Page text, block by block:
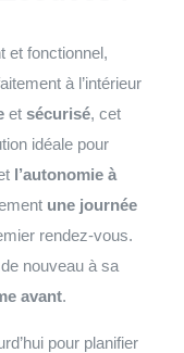
et fonctionnel,
à l’intérieur
etsécurisé, cet
idéale pour
l’autonomie à
une journée
rendez-vous.
nouveau à sa
avant.
pour planifier